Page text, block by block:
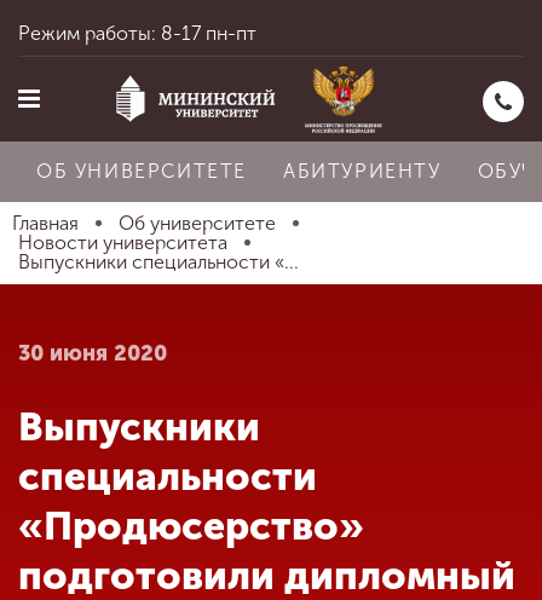
Главная
Абитуриенту
Обучение
Режим работы: 8-17 пн-пт
ОБ УНИВЕРСИТЕТЕ АБИТУРИЕНТУ
Главная
Об университете
Новости университета
Выпускники специальности «...
30 июня 2020
Выпускники
специальности
«Продюсерство»
подготовили дипломный